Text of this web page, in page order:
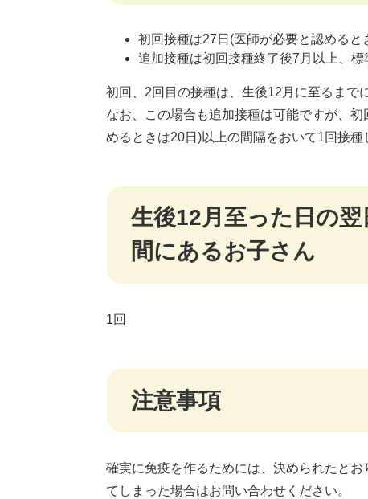
初回接種は27日(医師が必要と認める
追加接種は初回接種終了後7月以上、
初回、2回目の接種は、生後12月に至るまで
なお、この場合も追加接種は可能ですが、
めるときは20日)以上の間隔をおいて1回接種
生後12月至った日の
間にあるお子さん
1回
注意事項
確実に免疫を作るためには、決められたと
てしまった場合はお問い合わせください。